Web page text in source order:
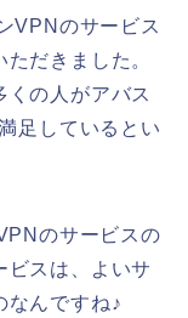
VPNのサービス
だきました。
の人がアバス
足しているとい
のサービスの
ビスは、よいサ
なんですね♪